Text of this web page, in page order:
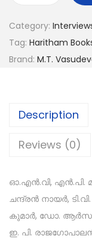
Category:
Tag: Haritham
Brand: M.T.
Description
Reviews (0)
ഓ.എൻ.വി, എൻ.പി.
ചന്ദ്രൻ നായർ,
കുമാർ, ഡോ. ആർസു,
ഇ. പി.